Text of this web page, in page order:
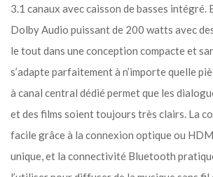
3.1 canaux avec caisson de basses intégré.
Dolby Audio puissant de 200 watts avec
le tout dans une conception compacte et
s’adapte parfaitement à n’importe quelle
à canal central dédié permet que les
et des films soient toujours très clairs. La
facile grâce à la connexion optique ou
unique, et la connectivité Bluetooth